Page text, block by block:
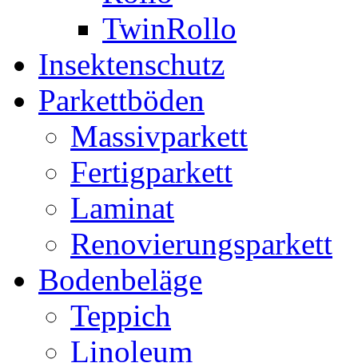
TwinRollo
Insektenschutz
Parkettböden
Massivparkett
Fertigparkett
Laminat
Renovierungsparkett
Bodenbeläge
Teppich
Linoleum